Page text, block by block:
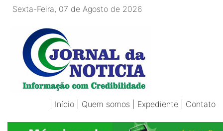
Sexta-Feira, 07 de Agosto de 2026
Início Quem somos Expediente Contato